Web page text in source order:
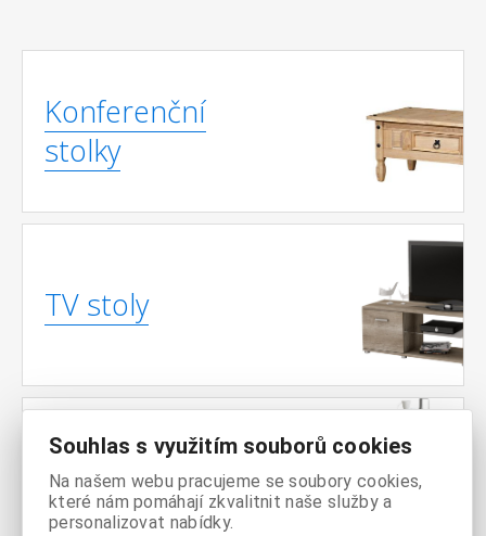
Konferenční
stolky
TV stoly
Jídelní stoly
Souhlas s využitím souborů cookies
Na našem webu pracujeme se soubory cookies,
které nám pomáhají zkvalitnit naše služby a
personalizovat nabídky.